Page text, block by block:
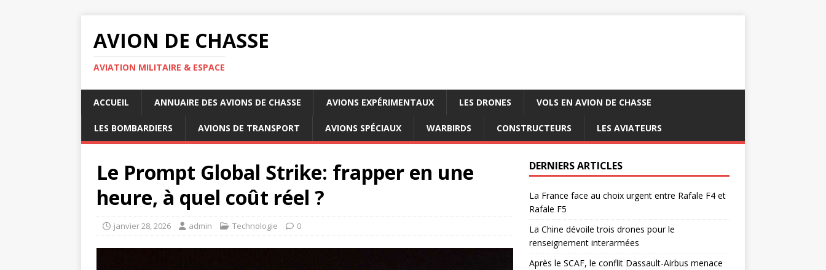
AVION DE CHASSE
AVIATION MILITAIRE & ESPACE
ACCUEIL ANNUAIRE DES AVIONS DE CHASSE AVIONS EXPÉRIMENTAUX LES DRONES VOLS EN AVION DE CHASSE
LES BOMBARDIERS AVIONS DE TRANSPORT AVIONS SPÉCIAUX WARBIRDS CONSTRUCTEURS LES AVIATEURS
Le Prompt Global Strike: frapper en une
heure, à quel coût réel ?
janvier 28, 2026 admin Technologie 0
DERNIERS ARTICLES
La France face au choix urgent entre Rafale F4 et
Rafale F5
La Chine dévoile trois drones pour le
renseignement interarmées
Après le SCAF, le conflit Dassault-Airbus menace